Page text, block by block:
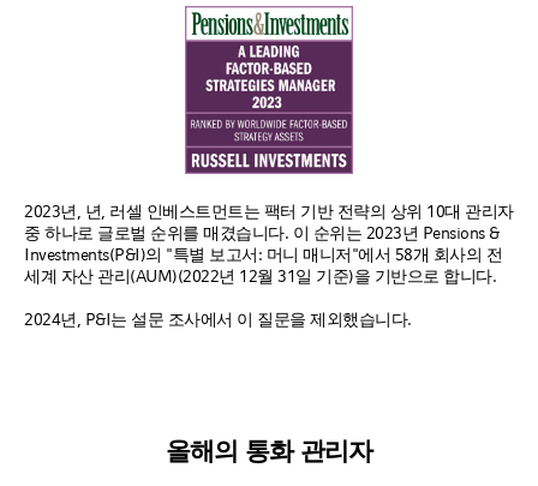
2023년, 년, 러셀 인베스트먼트는 팩터 기반 전략의 상위 10대 관리자
중 하나로 글로벌 순위를 매겼습니다. 이 순위는 2023년 Pensions &
Investments(P&I)의 "특별 보고서: 머니 매니저"에서 58개 회사의 전
세계 자산 관리(AUM)(2022년 12월 31일 기준)을 기반으로 합니다.
2024년, P&I는 설문 조사에서 이 질문을 제외했습니다.
올해의 통화 관리자